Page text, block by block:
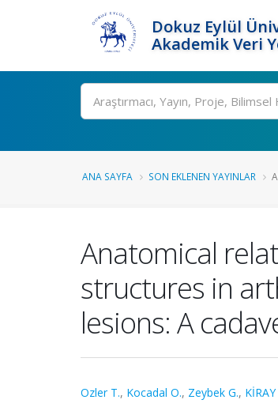
Dokuz Eylül
Akademik Veri
Ara
ANA SAYFA SON EKLENEN YAYINLAR
Anatomical
structures in
lesions: A
Ozler T., Kocadal O., Zeybek G., KİRAY